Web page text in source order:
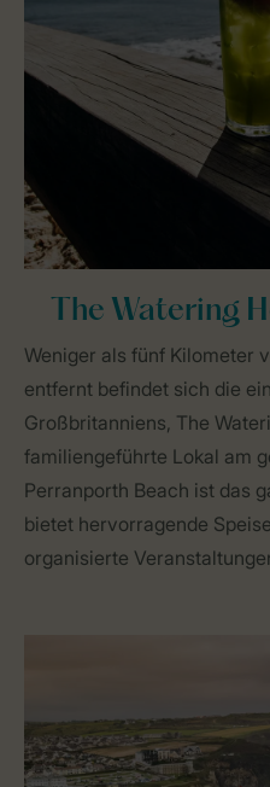
The Watering
Weniger als fünf Kilometer
entfernt befindet sich die
Großbritanniens, The
familiengeführte Lokal am
Perranporth Beach ist das
bietet hervorragende
organisierte